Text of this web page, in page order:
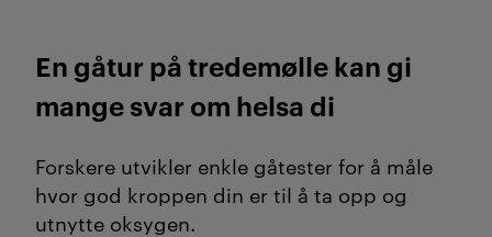
En gåtur på tredemølle kan gi
mange svar om helsa di
Forskere utvikler enkle gåtester for å måle
hvor god kroppen din er til å ta opp og
utnytte oksygen.